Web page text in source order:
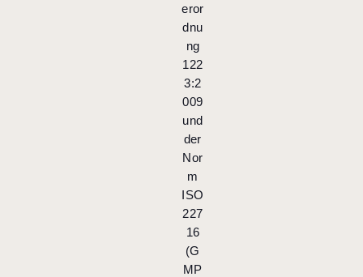
eror
dnu
ng
122
3:2
009
und
der
Nor
m
ISO
227
16
(G
MP